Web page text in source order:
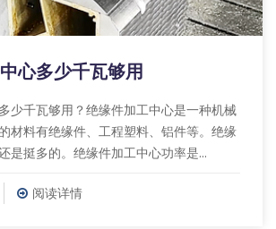
心多少千瓦够用
少千瓦够用？绝缘件加工中心是一种机械
材料有绝缘件、工程塑料、铝件等。绝缘
是挺多的。绝缘件加工中心功率是...
阅读详情